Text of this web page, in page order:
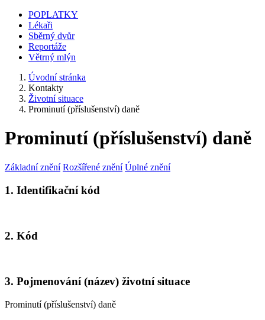
POPLATKY
Lékaři
Sběrný dvůr
Reportáže
Větrný mlýn
Úvodní stránka
Kontakty
Životní situace
Prominutí (příslušenství) daně
Prominutí (příslušenství) daně
Základní znění Rozšířené znění Úplné znění
1. Identifikační kód
2. Kód
3. Pojmenování (název) životní situace
Prominutí (příslušenství) daně